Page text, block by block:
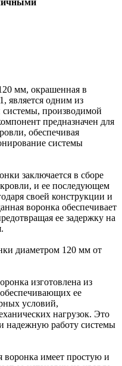
мм, окрашенная в
является одним из
производимой
предназначен для
обеспечивая
системы
заключается в сборе
кровли, и ее последующем
своей конструкции и
воронка обеспечивает
ее задержку на
диаметром 120 мм от
изготовлена из
ее
условий,
нагрузок. Это
надежную работу системы
воронка имеет простую и